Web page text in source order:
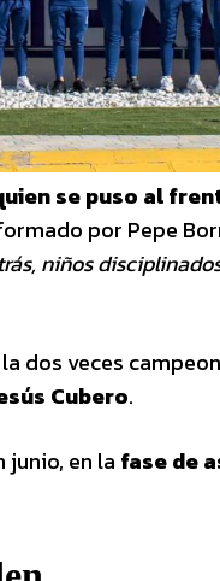
se puso al
por Pepe
niños
dos veces
Cubero.
en la fase de